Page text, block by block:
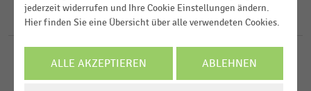
Filter
FILTER ZURÜCKSETZEN
jederzeit widerrufen und Ihre Cookie Einstellungen ändern.
Hier finden Sie eine Übersicht über alle verwendeten Cookies.
ALLE AKZEPTIEREN ABLEHNEN